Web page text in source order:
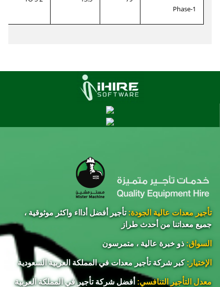
1-Phase
تأجير معدات عالية الجودة:تأجير أفضل أدااء واكثر موثوقية ،
جميع معداتنا من أحدث طراز
السواق:ذو خبرة عالية ، متمرسون
الإختيار:كبر شركة تأجير معدات في المملكة العربية السعودية
معدل التأجير التنافسي: أفضل شركة تأجير في المملكة العربية